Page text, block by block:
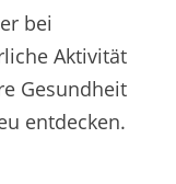
bei
Aktivität
Gesundheit
entdecken.